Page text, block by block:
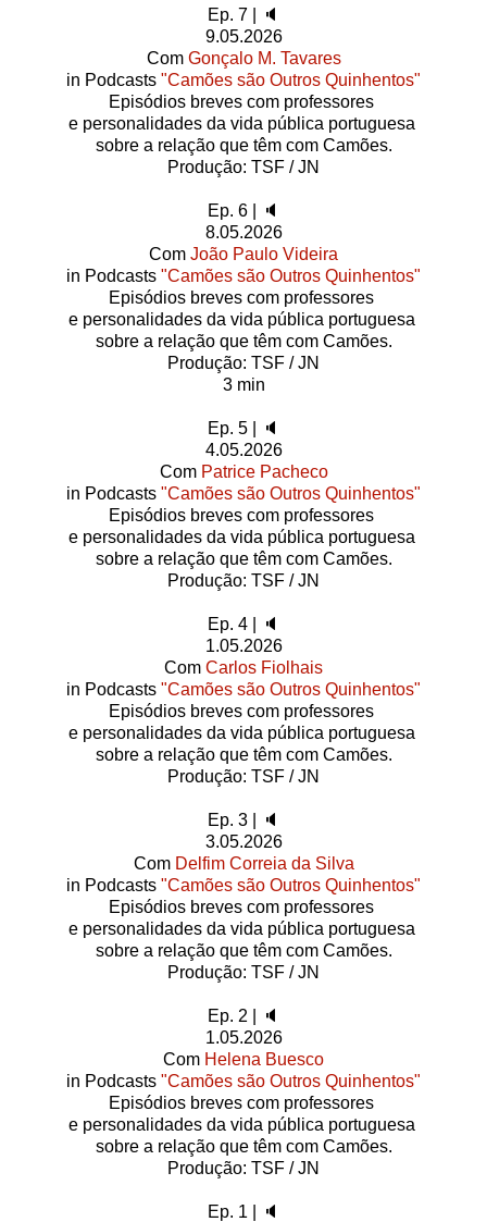
Ep. 7 | 🔈
9.05.2026
Com Gonçalo M. Tavares
in Podcasts "Camões são Outros Quinhentos"
Episódios breves com professores
e personalidades da vida pública portuguesa
sobre a relação que têm com Camões.
Produção: TSF / JN
Ep. 6 | 🔈
8.05.2026
Com João Paulo Videira
in Podcasts "Camões são Outros Quinhentos"
Episódios breves com professores
e personalidades da vida pública portuguesa
sobre a relação que têm com Camões.
Produção: TSF / JN
3 min
Ep. 5 | 🔈
4.05.2026
Com Patrice Pacheco
in Podcasts "Camões são Outros Quinhentos"
Episódios breves com professores
e personalidades da vida pública portuguesa
sobre a relação que têm com Camões.
Produção: TSF / JN
Ep. 4 | 🔈
1.05.2026
Com Carlos Fiolhais
in Podcasts "Camões são Outros Quinhentos"
Episódios breves com professores
e personalidades da vida pública portuguesa
sobre a relação que têm com Camões.
Produção: TSF / JN
Ep. 3 | 🔈
3.05.2026
Com Delfim Correia da Silva
in Podcasts "Camões são Outros Quinhentos"
Episódios breves com professores
e personalidades da vida pública portuguesa
sobre a relação que têm com Camões.
Produção: TSF / JN
Ep. 2 | 🔈
1.05.2026
Com Helena Buesco
in Podcasts "Camões são Outros Quinhentos"
Episódios breves com professores
e personalidades da vida pública portuguesa
sobre a relação que têm com Camões.
Produção: TSF / JN
Ep. 1 | 🔈